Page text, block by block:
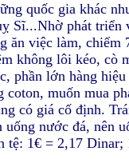
quốc gia khác
Sĩ...Nhờ phát triển
ăn việc làm, chiếm
không lôi kéo, cò
phần lớn hàng
coton, muốn mua
có giá cố định.
uống nước đá, nên
tệ: 1€ = 2,17 Dinar;